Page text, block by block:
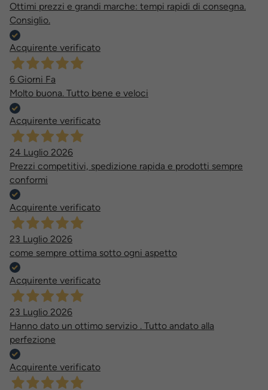
Ottimi prezzi e grandi marche: tempi rapidi di consegna.
Consiglio.
Acquirente verificato
6 Giorni Fa
Molto buona. Tutto bene e veloci
Acquirente verificato
24 Luglio 2026
Prezzi competitivi, spedizione rapida e prodotti sempre
conformi
Acquirente verificato
23 Luglio 2026
come sempre ottima sotto ogni aspetto
Acquirente verificato
23 Luglio 2026
Hanno dato un ottimo servizio . Tutto andato alla
perfezione
Acquirente verificato